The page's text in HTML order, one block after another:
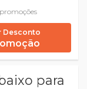
Desconto
para